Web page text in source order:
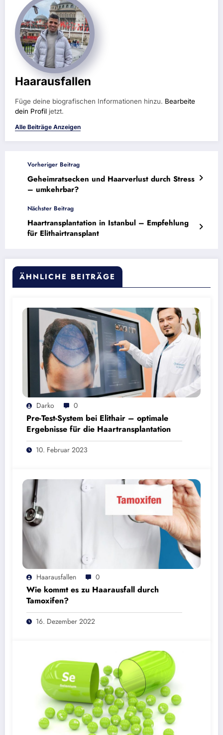
Haarausfallen
Füge deine biografischen Informationen hinzu. Bearbeite
dein Profil jetzt.
Alle Beiträge Anzeigen
Vorheriger Beitrag
Geheimratsecken und Haarverlust durch Stress
– umkehrbar?
Nächster Beitrag
Haartransplantation in Istanbul – Empfehlung
für Elithairtransplant
ÄHNLICHE BEITRÄGE
Darko 0
Pre-Test-System bei Elithair – optimale
Ergebnisse für die Haartransplantation
10. Februar 2023
Haarausfallen 0
Wie kommt es zu Haarausfall durch
Tamoxifen?
16. Dezember 2022